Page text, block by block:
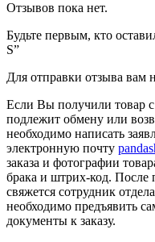
Отзывов пока нет.
Будьте первым, кто
S”
Для отправки отзыва вам
Если Вы получили товар с
подлежит обмену или
необходимо написать
электронную почту
заказа и фотографии
брака и штрих-код. После
свяжется сотрудник
необходимо предъявить
документы к заказу.